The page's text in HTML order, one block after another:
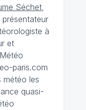
Séchet,
présentateur
à
et
paris.com
météo les
quasi-